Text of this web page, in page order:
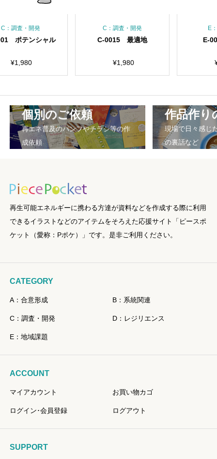
査・開発
テンシャル
1,980
C：調査・開発
C-0015 最適地
1,980
E：地
E-
個別のご依頼
再エネ普及のパンフやチラシ等の作
成依頼
作品作り
現場で日々感じ
の裏話など
再生可能エネルギーに携わる方達が資料などを作成する際に利用
できるイラストなどのアイテムをそろえた応援サイト「ピースポ
ケット（愛称：Pポケ）」です。是非ご利用ください。
CATEGORY
A：合意形成 B：系統関連
C：調査・開発 D：レジリエンス
E：地域課題
ACCOUNT
マイアカウント お買い物カゴ
ログイン･会員登録 ログアウト
SUPPORT